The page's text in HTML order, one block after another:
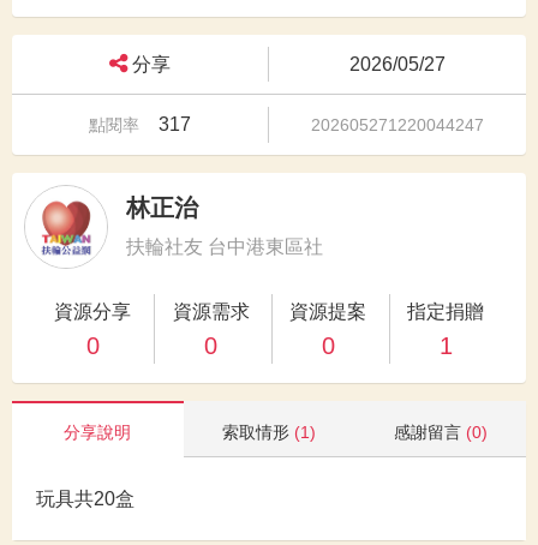
分享 2026/05/27
點閱率 317 202605271220044247
林正治
扶輪社友 台中港東區社
資源分享
0
資源需求
0
資源提案
0
指定捐贈
1
分享說明 索取情形 (1) 感謝留言 (0)
玩具共20盒